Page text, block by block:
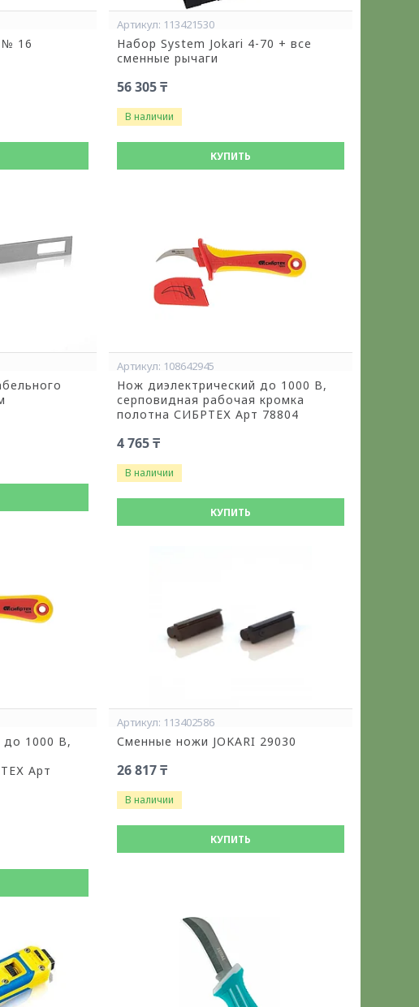
№ 16
113421530
Набор System Jokari 4-70 + все
сменные рычаги
56 305 ₸
В наличии
КУПИТЬ
108642945
Нож диэлектрический до 1000 В,
серповидная рабочая кромка
полотна СИБРТЕХ Арт 78804
4 765 ₸
В наличии
КУПИТЬ
до 1000 В,
Арт
113402586
Сменные ножи JOKARI 29030
26 817 ₸
В наличии
КУПИТЬ